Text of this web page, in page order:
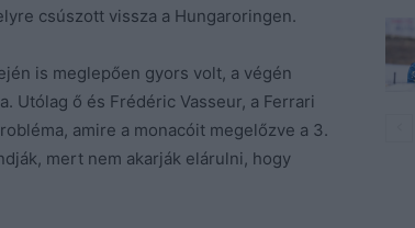
csúszott vissza a Hungaroringen.
is meglepően gyors volt, a végén
Utólag ő és Frédéric Vasseur, a Ferrari
amire a monacóit megelőzve a 3.
mert nem akarják elárulni, hogy